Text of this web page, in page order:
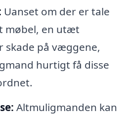
Uanset om der er tale
møbel, en utæt
skade på væggene,
hurtigt få disse
Altmuligmanden kan